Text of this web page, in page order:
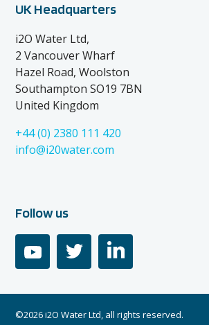
UK Headquarters
i2O Water Ltd,
2 Vancouver Wharf
Hazel Road, Woolston
Southampton SO19 7BN
United Kingdom
+44 (0) 2380 111 420
info@i20water.com
Follow us
youtube linkedin
©2026 i2O Water Ltd, all rights reserved.